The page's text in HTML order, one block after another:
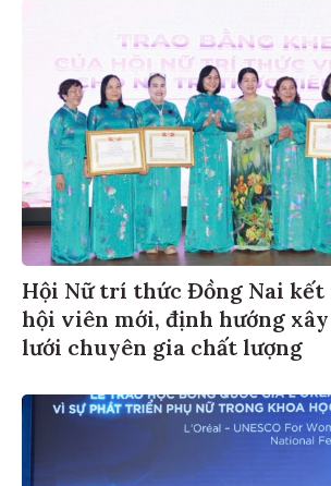
Hội Nữ trí thức Đồng Nai kết
hội viên mới, định hướng
lưới chuyên gia chất lượng